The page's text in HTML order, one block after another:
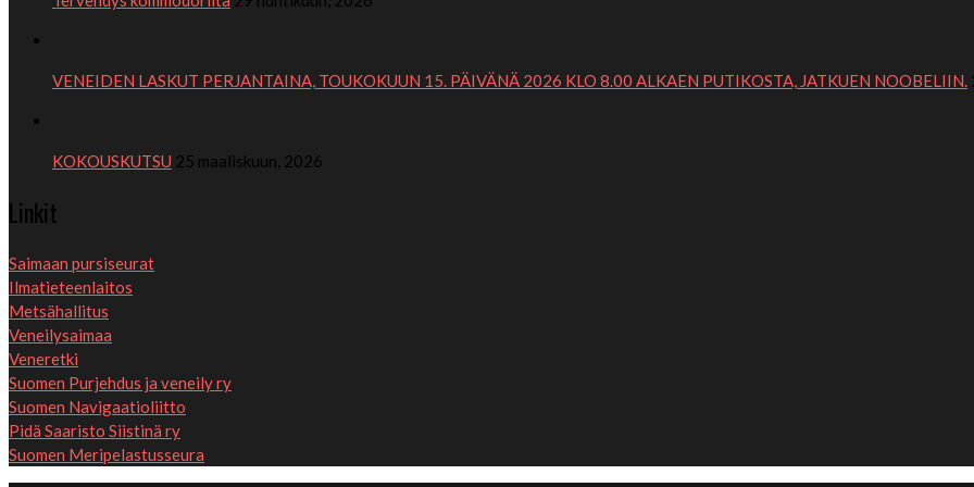
VENEIDEN LASKUT PERJANTAINA, TOUKOKUUN 15. PÄIVÄNÄ 2026 KLO 8.00 ALKAEN PUTIKOSTA, JATKUEN NOOBELIIN.
KOKOUSKUTSU 25 maaliskuun, 2026
Linkit
Saimaan pursiseurat
Ilmatieteenlaitos
Metsähallitus
Veneilysaimaa
Veneretki
Suomen Purjehdus ja veneily ry
Suomen Navigaatioliitto
Pidä Saaristo Siistinä ry
Suomen Meripelastusseura